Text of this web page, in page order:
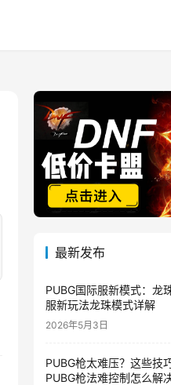
最新发布
PUBG国际服新模式：龙
服新玩法龙珠模式详解
2026年5月3日
PUBG枪太难压？这些技
PUBG枪法难控制怎么解